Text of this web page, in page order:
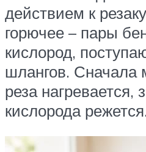
действием к
горючее – пары
кислород,
шлангов. Сначала
реза нагревается,
кислорода режется.